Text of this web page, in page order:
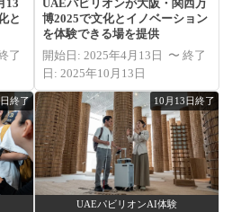
13
と
了
UAEパビリオンが大阪・関西万
博2025で文化とイノベーション
を体験できる場を提供
開始日: 2025年4月13日 〜 終了
日: 2025年10月13日
終了 10月13日終了
UAEパビリオンAI体験